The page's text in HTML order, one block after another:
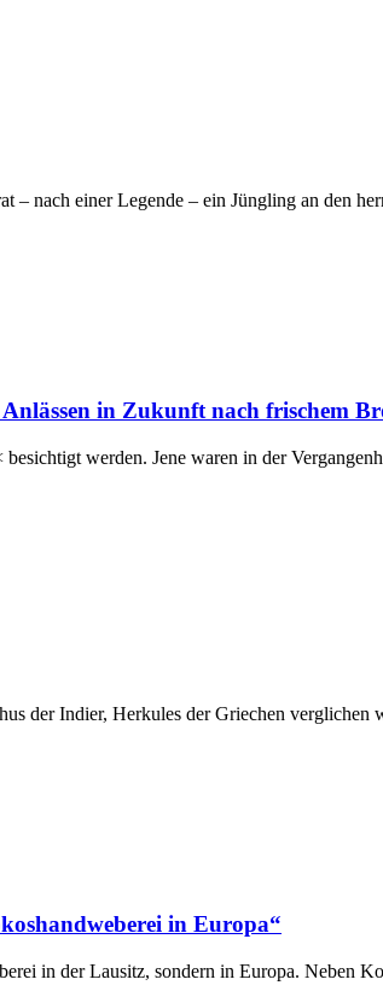
– nach einer Legende – ein Jüngling an den
in Zukunft nach frischem
werden. Jene waren in der
der Indier, Herkules der Griechen verglichen
in Europa“
in der Lausitz, sondern in Europa. Neben